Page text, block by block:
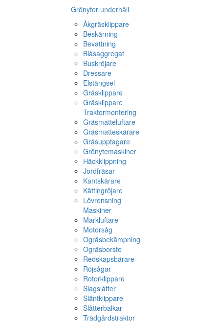
Grönytor underhåll
Åkgräsklippare
Beskärning
Bevattning
Blåsaggregat
Buskröjare
Dressare
Elstängsel
Gräsklippare
Gräsklippare
Traktormontering
Gräsmatteluftare
Gräsmatteskärare
Gräsupptagare
Grönytemaskiner
Häckklippning
Jordfräsar
Kantskärare
Kättingröjare
Lövrensning
Maskiner
Markluftare
Motorsåg
Ogräsbekämpning
Ogräsborste
Redskapsbärare
Röjsågar
Rotorklippare
Slagslåtter
Släntklippare
Slåtterbalkar
Trädgårdstraktor